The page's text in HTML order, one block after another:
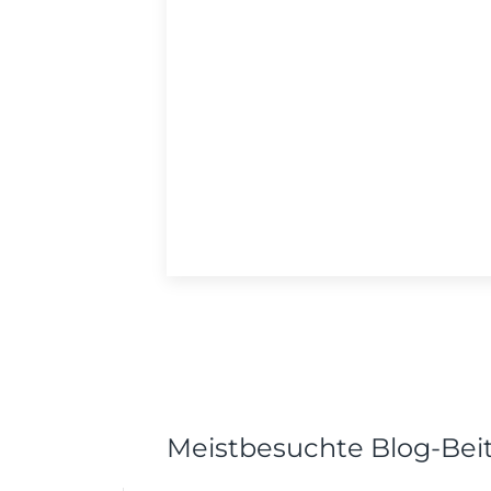
Meistbesuchte Blog-